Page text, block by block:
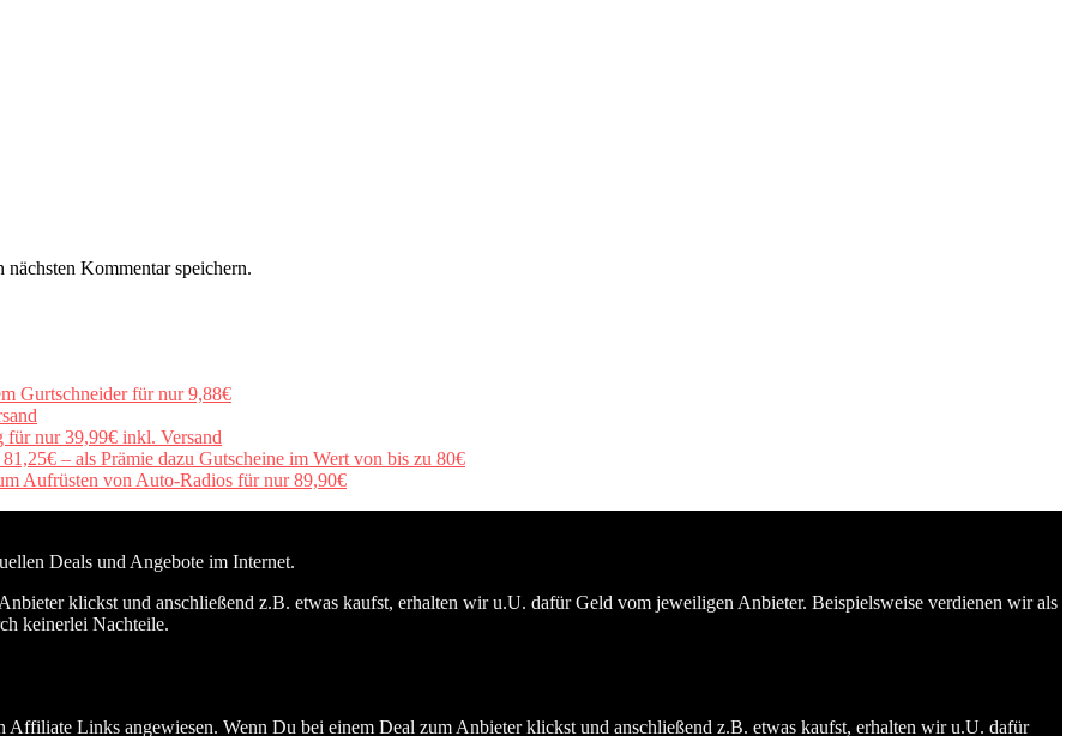
Kommentar speichern.
Gurtschneider für nur 9,88€
für nur 39,99€ inkl. Versand
– als Prämie dazu Gutscheine im Wert von bis zu 80€
Aufrüsten von Auto-Radios für nur 89,90€
Deals und Angebote im Internet.
klickst und anschließend z.B. etwas kaufst, erhalten wir u.U. dafür Geld vom jeweiligen Anbieter. Beispielsweise verdienen wir als
keinerlei Nachteile.
Links angewiesen. Wenn Du bei einem Deal zum Anbieter klickst und anschließend z.B. etwas kaufst, erhalten wir u.U. dafür